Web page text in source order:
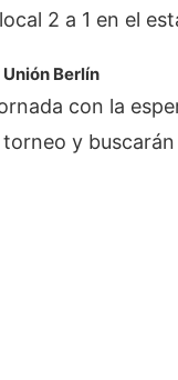
2 a 1 en el
Berlín
con la
y